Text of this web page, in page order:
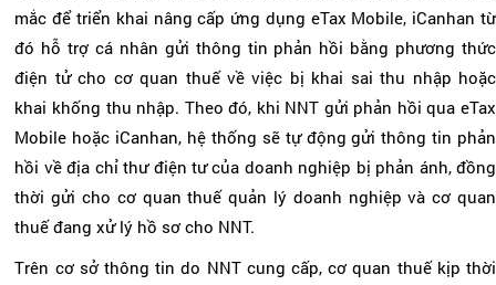
mắc để triển khai nâng cấp ứng dụng eTax Mobile, iCanhan từ
đó hỗ trợ cá nhân gửi thông tin phản hồi bằng phương thức
điện tử cho cơ quan thuế về việc bị khai sai thu nhập hoặc
khai khống thu nhập. Theo đó, khi NNT gửi phản hồi qua eTax
Mobile hoặc iCanhan, hệ thống sẽ tự động gửi thông tin phản
hồi về địa chỉ thư điện tư của doanh nghiệp bị phản ánh, đồng
thời gửi cho cơ quan thuế quản lý doanh nghiệp và cơ quan
thuế đang xử lý hồ sơ cho NNT.
Trên cơ sở thông tin do NNT cung cấp, cơ quan thuế kịp thời